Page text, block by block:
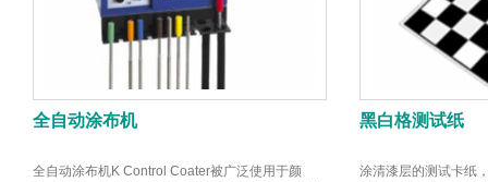
全自动涂布机
全自动涂布机K Control Coater被广泛使用于颜
黑白格测试纸
涂清漆层的测试卡纸